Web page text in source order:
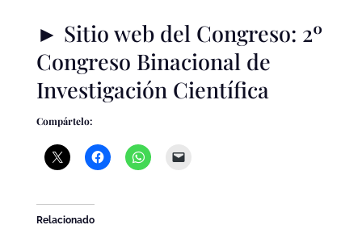
► Sitio web del Congreso: 2º
Congreso Binacional de
Investigación Científica
Compártelo:
Relacionado